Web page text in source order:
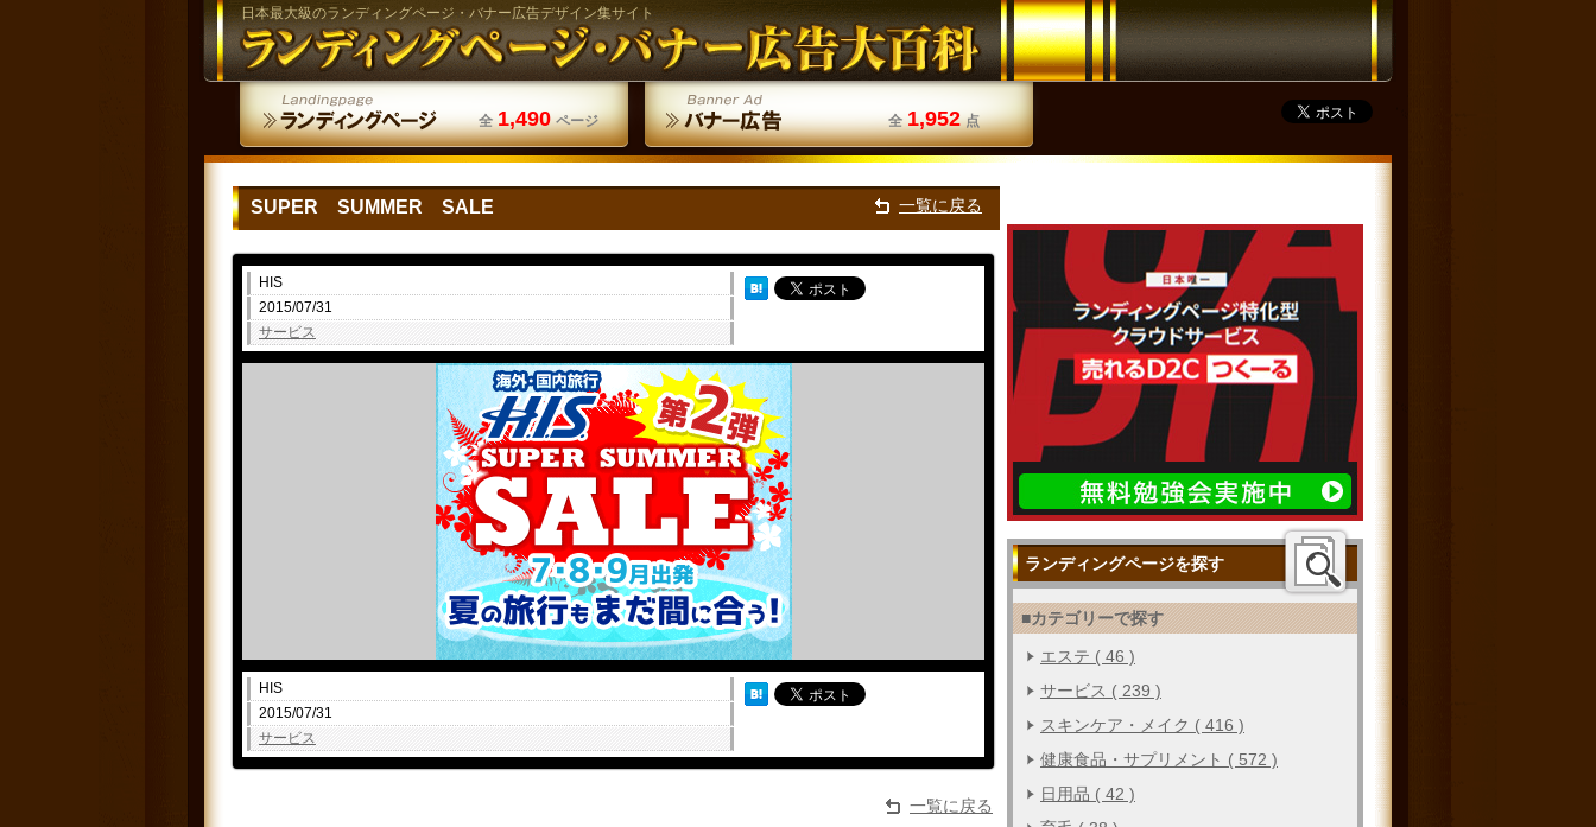
日本最大級のランディングページ・バナー広告デザイン集サイト
全 1,490 ページ 全 1,952 点
SUPER SUMMER SALE 一覧に戻る
HIS
2015/07/31
サービス
HIS
2015/07/31
サービス
一覧に戻る
ランディングページを探す
■カテゴリーで探す
エステ ( 46 )
サービス ( 239 )
スキンケア・メイク ( 416 )
健康食品・サプリメント ( 572 )
日用品 ( 42 )